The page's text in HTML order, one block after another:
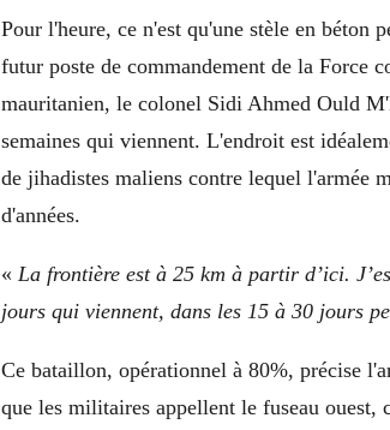
Pour l'heure, ce n'est qu'une stèle en béton
futur poste de commandement de la Force
mauritanien, le colonel Sidi Ahmed Ould
semaines qui viennent. L'endroit est
de jihadistes maliens contre lequel l'armée
d'années.
« La frontière est à 25 km à partir d’ici.
jours qui viennent, dans les 15 à 30 jours
Ce bataillon, opérationnel à 80%, précise
que les militaires appellent le fuseau